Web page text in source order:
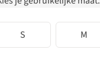
S M